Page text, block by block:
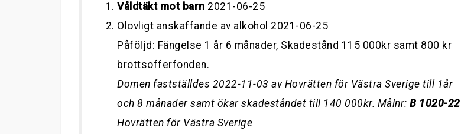
Våldtäkt mot barn 2021-06-25
Olovligt anskaffande av alkohol 2021-06-25
Påföljd: Fängelse 1 år 6 månader, Skadestånd 115 000kr samt 800 kr
brottsofferfonden.
Domen fastställdes 2022-11-03 av Hovrätten för Västra Sverige till 1år
och 8 månader samt ökar skadeståndet till 140 000kr. Målnr: B 1020-22
Hovrätten för Västra Sverige